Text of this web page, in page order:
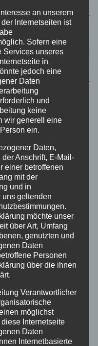
an unserem
Internetseiten ist
Sofern eine
Services unseres
in
jedoch eine
Daten
und
keine
wir generell eine
ein.
Daten,
Anschrift, E-Mail-
einer betroffenen
mit der
und in
uns geltenden
möchte unser
über Art, Umfang
genutzten und
Daten
Personen
über die ihnen
Verantwortlicher
möglichst
Internetseite
Daten
Internetbasierte